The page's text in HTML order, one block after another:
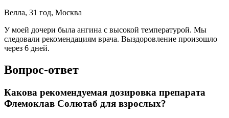
Велла, 31 год, Москва
У моей дочери была ангина с высокой температурой. Мы
следовали рекомендациям врача. Выздоровление произошло
через 6 дней.
Вопрос-ответ
Какова рекомендуемая дозировка препарата
Флемоклав Солютаб для взрослых?